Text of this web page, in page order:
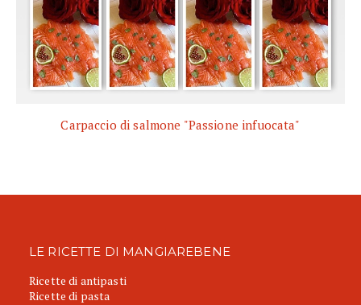
Carpaccio di salmone "Passione infuocata"
LE RICETTE DI MANGIAREBENE
Ricette di antipasti
Ricette di pasta